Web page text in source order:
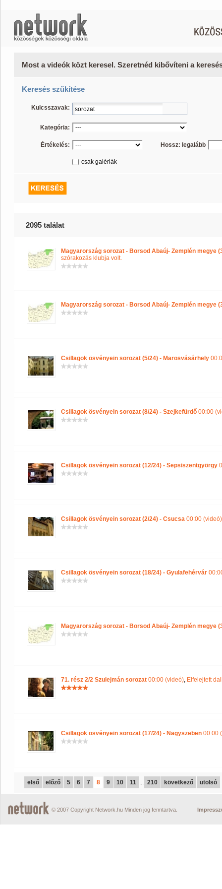
Most a videók közt keresel. Szeretnéd kibővíteni a
Keresés szűkítése
Kulcsszavak:
Kategória:
Értékelés: Hossz: legalább
csak galériák
2095 találat
Magyarország sorozat - Borsod Abaúj- Zemplén megye
szórakozás klubja volt.
Magyarország sorozat - Borsod Abaúj- Zemplén megye
Csillagok ösvényein sorozat (5/24) - Marosvásárhely
Csillagok ösvényein sorozat (8/24) - Szejkefürdő 00:00
Csillagok ösvényein sorozat (12/24) - Sepsiszentgyörgy
Csillagok ösvényein sorozat (2/24) - Csucsa 00:00 (videó)
Csillagok ösvényein sorozat (18/24) - Gyulafehérvár
Magyarország sorozat - Borsod Abaúj- Zemplén megye
71. rész 2/2 Szulejmán sorozat 00:00 (videó), Elfelejtett
Csillagok ösvényein sorozat (17/24) - Nagyszeben 00:00
első előző 5 6 7 8 9 10 11 ... 210 következő utolsó
© 2007 Copyright Network.hu Minden jog fenntartva.